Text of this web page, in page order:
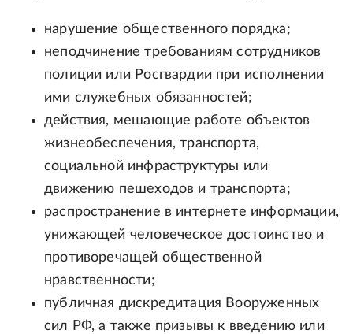
нарушение общественного порядка;
неподчинение требованиям сотрудников
полиции или Росгвардии при исполнении
ими служебных обязанностей;
действия, мешающие работе объектов
жизнеобеспечения, транспорта,
социальной инфраструктуры или
движению пешеходов и транспорта;
распространение в интернете информации,
унижающей человеческое достоинство и
противоречащей общественной
нравственности;
публичная дискредитация Вооруженных
сил РФ, а также призывы к введению или